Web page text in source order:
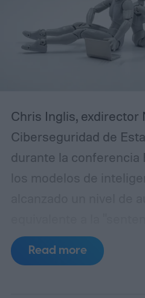
Chris Inglis, exdirector
Ciberseguridad de
durante la conferencia
los modelos de
desarrolladores deben
urgentemente las tres
Read more